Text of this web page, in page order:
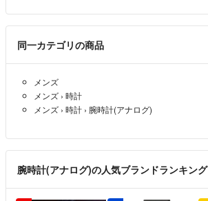
同一カテゴリの商品
メンズ
メンズ › 時計
メンズ › 時計 › 腕時計(アナログ)
腕時計(アナログ)の人気ブランドランキング